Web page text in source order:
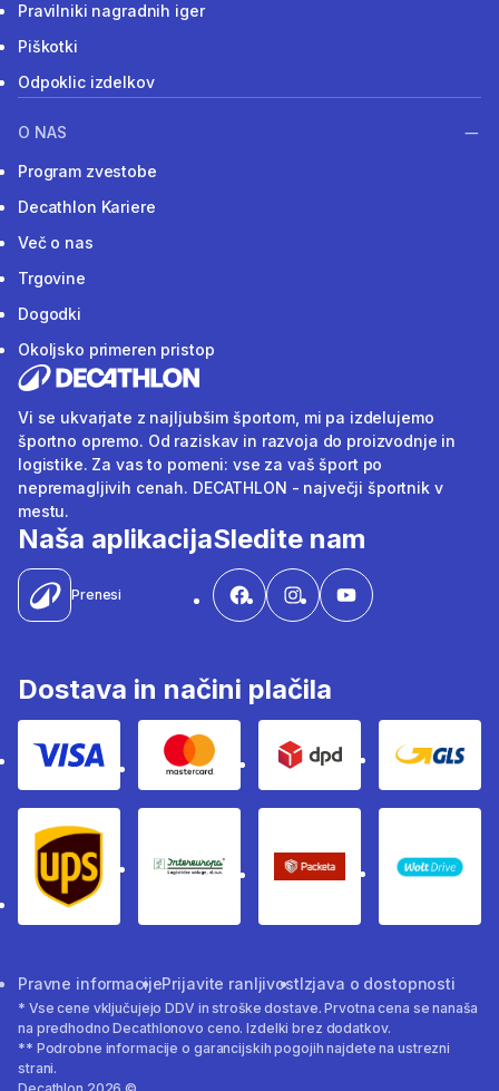
Pravilniki nagradnih iger
Piškotki
Odpoklic izdelkov
O NAS
Program zvestobe
Decathlon Kariere
Več o nas
Trgovine
Dogodki
Okoljsko primeren pristop
Vi se ukvarjate z najljubšim športom, mi pa izdelujemo
športno opremo. Od raziskav in razvoja do proizvodnje in
logistike. Za vas to pomeni: vse za vaš šport po
nepremagljivih cenah. DECATHLON - največji športnik v
mestu.
Naša aplikacija
Prenesi
Sledite nam
Dostava in načini plačila
Visa Mastercard Dpd Gls
Ups Intereuropa Packeta Sledenje
WOLT
Pravne informacijePrijavite ranljivostIzjava o dostopnosti
* Vse cene vključujejo DDV in stroške dostave. Prvotna cena se nanaša
na predhodno Decathlonovo ceno. Izdelki brez dodatkov.
** Podrobne informacije o garancijskih pogojih najdete na ustrezni
strani.